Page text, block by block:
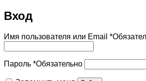
Вход
Имя пользователя или Email *
Пароль *Обязательно